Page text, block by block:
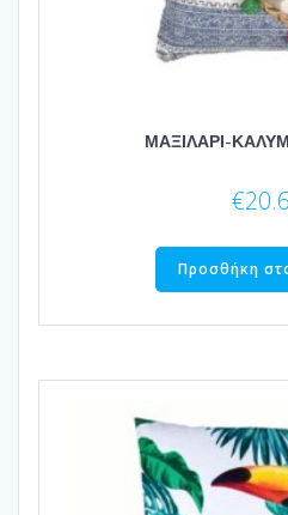
ΜΑΞΙΛΑΡΙ-
€
Προσθήκη